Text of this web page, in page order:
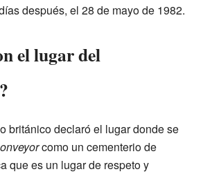
después, el 28 de mayo de 1982.
el lugar del
británico declaró el lugar donde se
como un cementerio de
que es un lugar de respeto y